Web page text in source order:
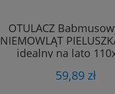
OTULACZ
NIEMOWLĄT
idealny na lato
59,89 zł